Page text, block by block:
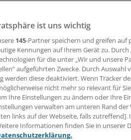
17:06 Uhr
zügige Spaziergänge über
Erkrankungen
Halle aus München bei der
ist uns wichtig
145-Partner speichern und greifen auf
Kennungen auf Ihrem Gerät zu.
für die unter „Wir und unsere
aufgeführten Zwecke. Durch
werden diese deaktiviert. Wenn Tracker
nicht mehr so relevant für
Ihre Einstellungen zu ändern oder Ihre
verwalten am unteren Rand
links auf der Webseite, falls
Informationen finden Sie in unserer